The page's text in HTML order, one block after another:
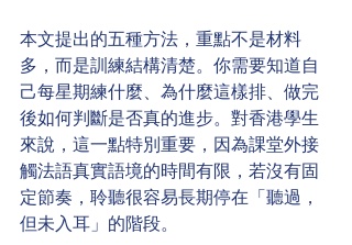
本文提出的五種方法，重點不是材料
多，而是訓練結構清楚。你需要知道自
己每星期練什麼、為什麼這樣排、做完
後如何判斷是否真的進步。對香港學生
來說，這一點特別重要，因為課堂外接
觸法語真實語境的時間有限，若沒有固
定節奏，聆聽很容易長期停在「聽過，
但未入耳」的階段。